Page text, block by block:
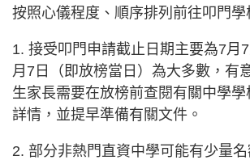
按照心儀程度、順序排列前往叩門學
1. 接受叩門申請截止日期主要為7月
月7日（即放榜當日）為大多數，有
生家長需要在放榜前查閱有關中學
詳情，並提早準備有關文件。
2. 部分非熱門直資中學可能有少量